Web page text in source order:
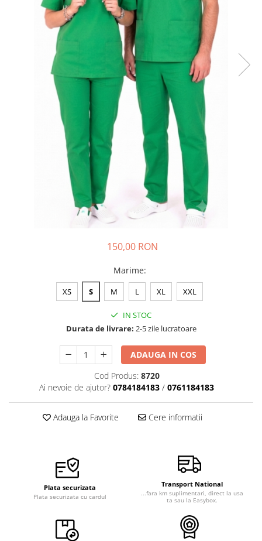
150,00 RON
Marime:
XS S M L XL XXL
IN STOC
Durata de livrare: 2-5 zile lucratoare
ADAUGA IN COS
Cod Produs: 8720
Ai nevoie de ajutor? 0784184183 / 0761184183
Adauga la Favorite Cere informatii
Plata securizata
Plata securizata cu cardul
Transport National
...fara km suplimentari, direct la usa
ta sau la Easybox.